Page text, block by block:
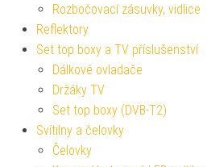
Rozbočovací zásuvky, vidlice
Reflektory
Set top boxy a TV příslušenství
Dálkové ovladače
Držáky TV
Set top boxy (DVB-T2)
Svítilny a čelovky
Čelovky